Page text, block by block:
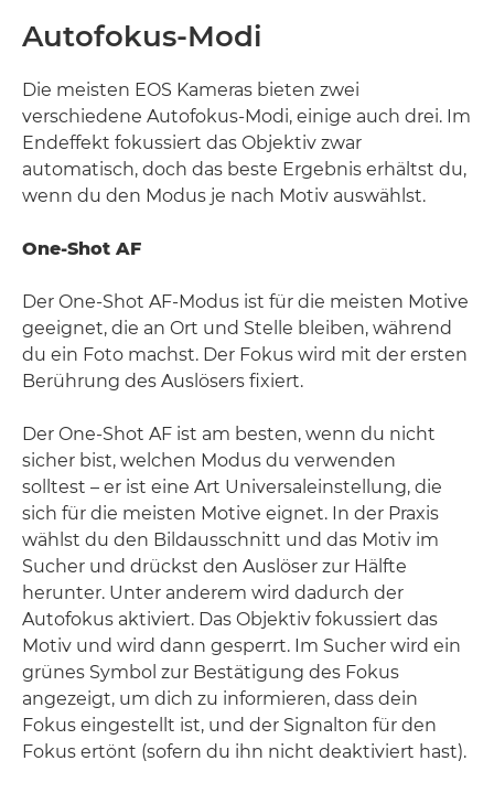
Autofokus-Modi
Die meisten EOS Kameras bieten zwei
verschiedene Autofokus-Modi, einige auch drei. Im
Endeffekt fokussiert das Objektiv zwar
automatisch, doch das beste Ergebnis erhältst du,
wenn du den Modus je nach Motiv auswählst.
One-Shot AF
Der One-Shot AF-Modus ist für die meisten Motive
geeignet, die an Ort und Stelle bleiben, während
du ein Foto machst. Der Fokus wird mit der ersten
Berührung des Auslösers fixiert.
Der One-Shot AF ist am besten, wenn du nicht
sicher bist, welchen Modus du verwenden
solltest – er ist eine Art Universaleinstellung, die
sich für die meisten Motive eignet. In der Praxis
wählst du den Bildausschnitt und das Motiv im
Sucher und drückst den Auslöser zur Hälfte
herunter. Unter anderem wird dadurch der
Autofokus aktiviert. Das Objektiv fokussiert das
Motiv und wird dann gesperrt. Im Sucher wird ein
grünes Symbol zur Bestätigung des Fokus
angezeigt, um dich zu informieren, dass dein
Fokus eingestellt ist, und der Signalton für den
Fokus ertönt (sofern du ihn nicht deaktiviert hast).